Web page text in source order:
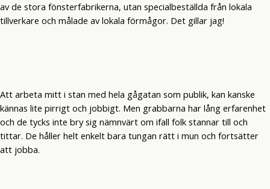
av de stora fönsterfabrikerna, utan specialbeställda från lokala
tillverkare och målade av lokala förmågor. Det gillar jag!
Att arbeta mitt i stan med hela gågatan som publik, kan kanske
kännas lite pirrigt och jobbigt. Men grabbarna har lång erfarenhet
och de tycks inte bry sig nämnvärt om ifall folk stannar till och
tittar. De håller helt enkelt bara tungan rätt i mun och fortsätter
att jobba.